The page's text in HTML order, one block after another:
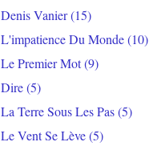
Denis Vanier(15)
L'impatience Du Monde(10)
Le Premier Mot(9)
Dire(5)
La Terre Sous Les Pas(5)
Le Vent Se Lève(5)